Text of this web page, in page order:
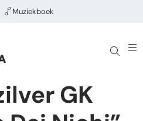
Muziekboek
GK